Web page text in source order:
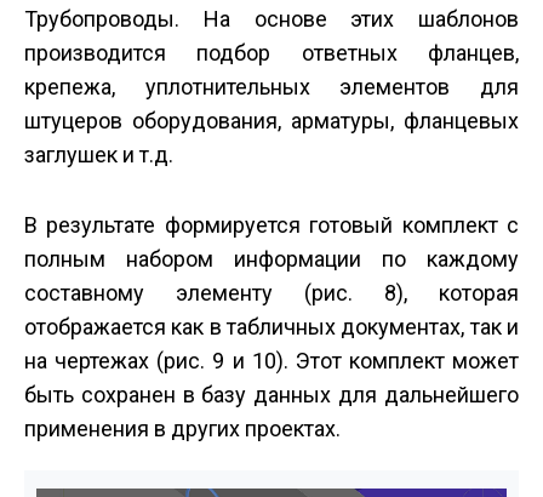
Трубопроводы. На основе этих шаблонов
производится подбор ответных фланцев,
крепежа, уплотнительных элементов для
штуцеров оборудования, арматуры, фланцевых
заглушек и т.д.
В результате формируется готовый комплект с
полным набором информации по каждому
составному элементу (рис. 8), которая
отображается как в табличных документах, так и
на чертежах (рис. 9 и 10). Этот комплект может
быть сохранен в базу данных для дальнейшего
применения в других проектах.